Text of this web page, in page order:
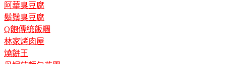
阿華臭豆腐
鬍鬚臭豆腐
Q飽傳統飯糰
林家烤肉屋
燒餅王